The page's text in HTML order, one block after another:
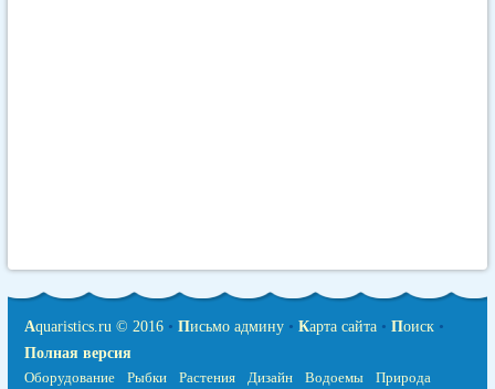
Aquaristics.ru © 2016 • Письмо админу • Карта сайта • Поиск •
Полная версия
Оборудование
Рыбки Растения Дизайн Водоемы Природа